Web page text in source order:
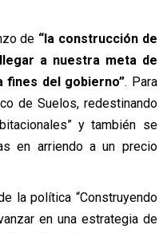
de “la construcción de
a nuestra meta de
fines del gobierno”. Para
de Suelos, redestinando
y también se
en arriendo a un precio
la política “Construyendo
en una estrategia de